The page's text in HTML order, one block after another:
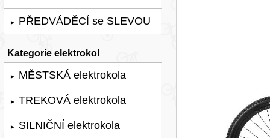
► PŘEDVÁDĚCÍ se SLEVOU
Kategorie elektrokol
► MĚSTSKÁ elektrokola
► TREKOVÁ elektrokola
► SILNIČNÍ elektrokola